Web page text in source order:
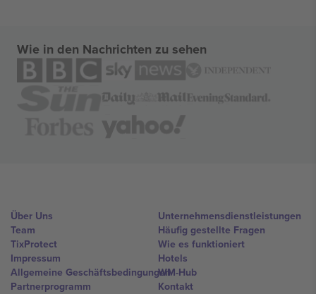
Wie in den Nachrichten zu sehen
Über Uns
Team
TixProtect
Impressum
Allgemeine Geschäftsbedingungen
Partnerprogramm
Unternehmensdienstleistungen
Häufig gestellte Fragen
Wie es funktioniert
Hotels
WM-Hub
Kontakt